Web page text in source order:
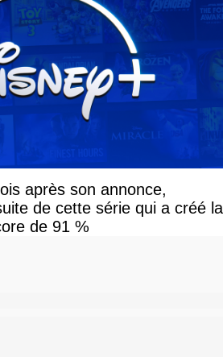
après son annonce,
de cette série qui a créé la
de 91 %